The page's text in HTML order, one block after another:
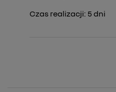
Czas realizacji: 5 dni